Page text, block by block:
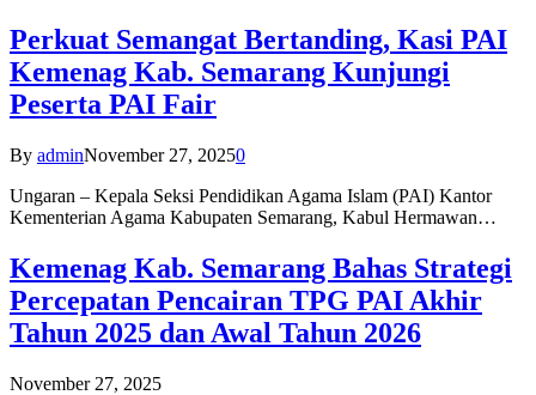
Perkuat Semangat Bertanding, Kasi PAI
Kemenag Kab. Semarang Kunjungi
Peserta PAI Fair
By adminNovember 27, 20250
Ungaran – Kepala Seksi Pendidikan Agama Islam (PAI) Kantor
Kementerian Agama Kabupaten Semarang, Kabul Hermawan…
Kemenag Kab. Semarang Bahas Strategi
Percepatan Pencairan TPG PAI Akhir
Tahun 2025 dan Awal Tahun 2026
November 27, 2025